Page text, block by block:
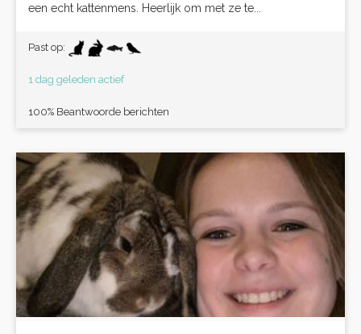
een echt kattenmens. Heerlijk om met ze te...
Past op:
1 dag geleden actief
100% Beantwoorde berichten